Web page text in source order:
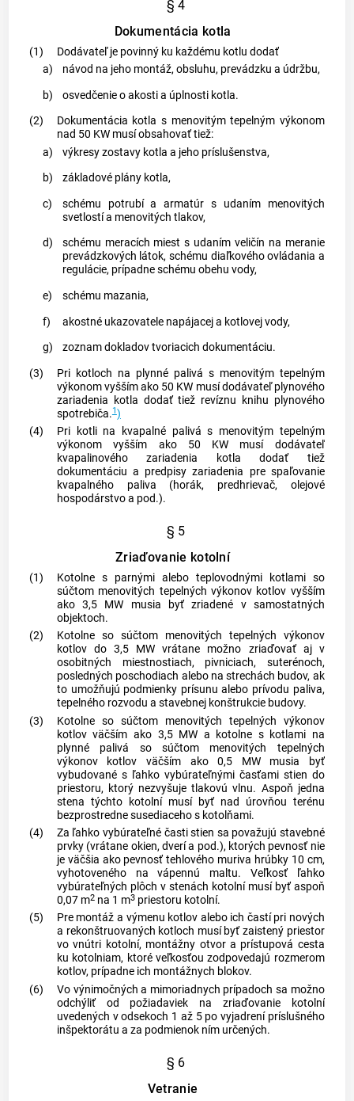
§ 4
Dokumentácia kotla
(1)
Dodávateľ je povinný ku každému kotlu dodať
a)
návod na jeho montáž, obsluhu, prevádzku a údržbu,
b)
osvedčenie o akosti a úplnosti kotla.
(2)
Dokumentácia kotla s menovitým tepelným výkonom
nad 50 KW musí obsahovať tiež:
a)
výkresy zostavy kotla a jeho príslušenstva,
b)
základové plány kotla,
c)
schému potrubí a armatúr s udaním menovitých
svetlostí a menovitých tlakov,
d)
schému meracích miest s udaním veličín na meranie
prevádzkových látok, schému diaľkového ovládania a
regulácie, prípadne schému obehu vody,
e)
schému mazania,
f)
akostné ukazovatele napájacej a kotlovej vody,
g)
zoznam dokladov tvoriacich dokumentáciu.
(3)
Pri kotloch na plynné palivá s menovitým tepelným
výkonom vyšším ako 50 KW musí dodávateľ plynového
zariadenia kotla dodať tiež revíznu knihu plynového
spotrebiča.1)
(4)
Pri kotli na kvapalné palivá s menovitým tepelným
výkonom vyšším ako 50 KW musí dodávateľ
kvapalinového zariadenia kotla dodať tiež
dokumentáciu a predpisy zariadenia pre spaľovanie
kvapalného paliva (horák, predhrievač, olejové
hospodárstvo a pod.).
§ 5
Zriaďovanie kotolní
(1)
Kotolne s parnými alebo teplovodnými kotlami so
súčtom menovitých tepelných výkonov kotlov vyšším
ako 3,5 MW musia byť zriadené v samostatných
objektoch.
(2)
Kotolne so súčtom menovitých tepelných výkonov
kotlov do 3,5 MW vrátane možno zriaďovať aj v
osobitných miestnostiach, pivniciach, suterénoch,
posledných poschodiach alebo na strechách budov, ak
to umožňujú podmienky prísunu alebo prívodu paliva,
tepelného rozvodu a stavebnej konštrukcie budovy.
(3)
Kotolne so súčtom menovitých tepelných výkonov
kotlov väčším ako 3,5 MW a kotolne s kotlami na
plynné palivá so súčtom menovitých tepelných
výkonov kotlov väčším ako 0,5 MW musia byť
vybudované s ľahko vybúrateľnými časťami stien do
priestoru, ktorý nezvyšuje tlakovú vlnu. Aspoň jedna
stena týchto kotolní musí byť nad úrovňou terénu
bezprostredne susediaceho s kotolňami.
(4)
Za ľahko vybúrateľné časti stien sa považujú stavebné
prvky (vrátane okien, dverí a pod.), ktorých pevnosť nie
je väčšia ako pevnosť tehlového muriva hrúbky 10 cm,
vyhotoveného na vápennú maltu. Veľkosť ľahko
vybúrateľných plôch v stenách kotolní musí byť aspoň
0,07 m2na 1 m3priestoru kotolní.
(5)
Pre montáž a výmenu kotlov alebo ich častí pri nových
a rekonštruovaných kotloch musí byť zaistený priestor
vo vnútri kotolní, montážny otvor a prístupová cesta
ku kotolniam, ktoré veľkosťou zodpovedajú rozmerom
kotlov, prípadne ich montážnych blokov.
(6)
Vo výnimočných a mimoriadnych prípadoch sa možno
odchýliť od požiadaviek na zriaďovanie kotolní
uvedených v odsekoch 1 až 5 po vyjadrení príslušného
inšpektorátu a za podmienok ním určených.
§ 6
Vetranie